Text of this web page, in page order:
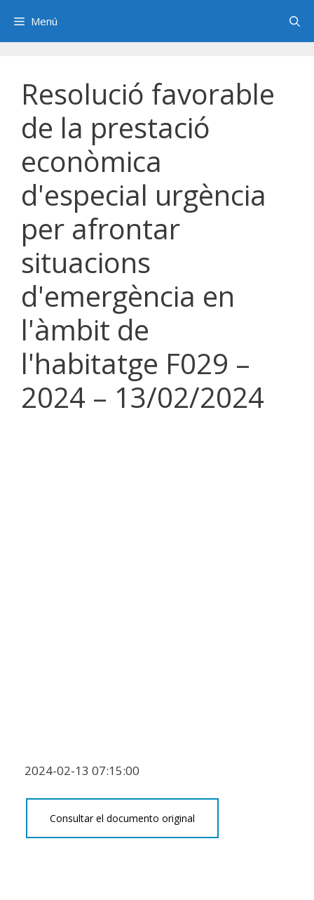
contenido
Menú
Resolució favorable
de la prestació
econòmica
d'especial urgència
per afrontar
situacions
d'emergència en
l'àmbit de
l'habitatge F029 –
2024 – 13/02/2024
2024-02-13 07:15:00
Consultar el documento original